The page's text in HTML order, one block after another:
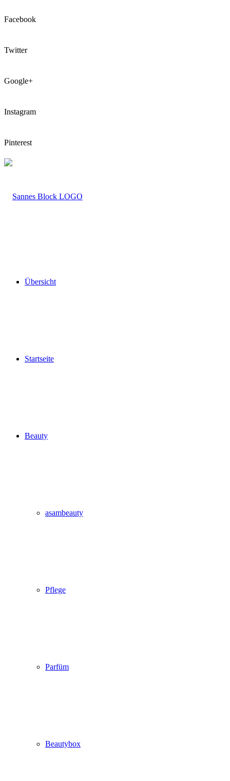
Facebook
Twitter
Google+
Instagram
Pinterest
LOGO
Übersicht
Startseite
Beauty
asambeauty
Pflege
Parfüm
Beautybox